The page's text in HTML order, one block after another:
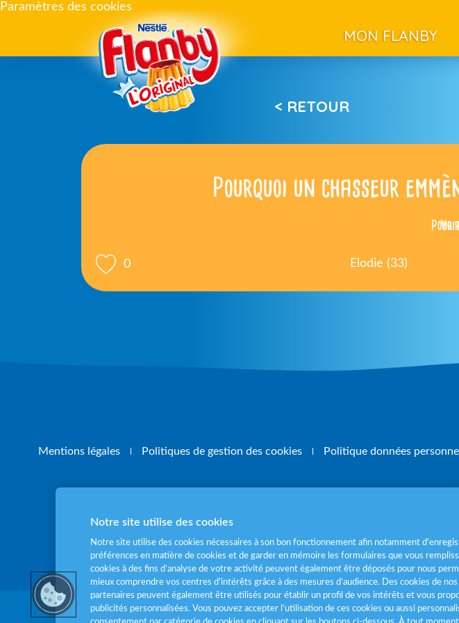
Paramètres des cookies
MON FLANBY
< RETOUR
Pourquoi un chasseur
Pour
0 Elodie (33)
Mentions légales Politiques de gestion des cookies Politique données
Pour votre santé, mangez 5 fruits et
Notre site utilise des cookies
Notre site utilise des cookies nécessaires à son bon fonctionnement afin notamment
préférences en matière de cookies et de garder en mémoire les formulaires que vous
cookies à des fins d’analyse de votre activité peuvent également être déposés pour nous
mieux comprendre vos centres d'intérêts grâce à des mesures d’audience. Des cookies de nos
partenaires peuvent également être utilisés pour établir un profil de vos intérêts et vous
publicités personnalisées. Vous pouvez accepter l’utilisation de ces cookies ou aussi